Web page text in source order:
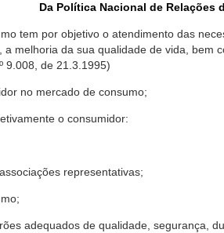
Da Política Nacional de Relações
tem por objetivo o atendimento das
melhoria da sua qualidade de vida,
de 21.3.1995)
no mercado de consumo;
o consumidor:
representativas;
adequados de qualidade, segurança,